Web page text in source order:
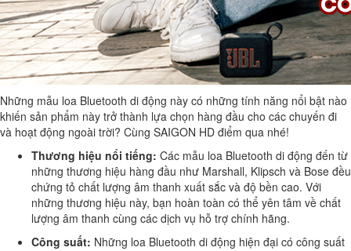
Những mẫu loa Bluetooth di động này có những tính năng nổi bật nào
khiến sản phẩm này trở thành lựa chọn hàng đầu cho các chuyến đi
và hoạt động ngoài trời? Cùng SAIGON HD điểm qua nhé!
Thương hiệu nổi tiếng: Các mẫu loa Bluetooth di động đến từ
những thương hiệu hàng đầu như Marshall, Klipsch và Bose đều
chứng tỏ chất lượng âm thanh xuất sắc và độ bền cao. Với
những thương hiệu này, bạn hoàn toàn có thể yên tâm về chất
lượng âm thanh cùng các dịch vụ hỗ trợ chính hãng.
Công suất: Những loa Bluetooth di động hiện đại có công suất